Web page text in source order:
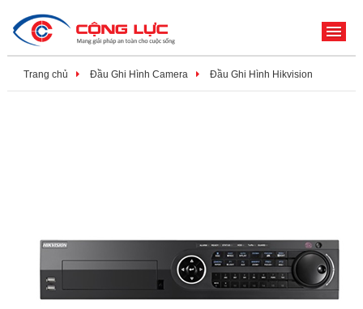
Trang chủ Đầu Ghi Hình Camera Đầu Ghi Hình Hikvision